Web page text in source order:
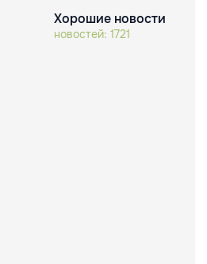
Хорошие новости
новостей: 1721